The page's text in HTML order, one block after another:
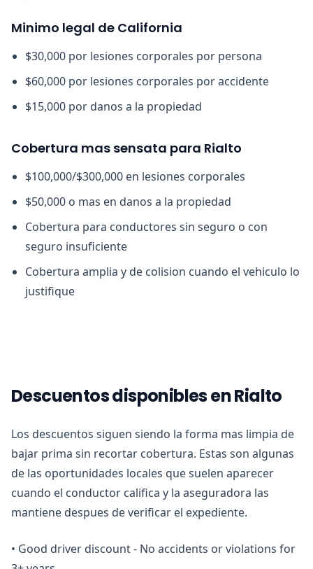
Minimo legal de California
$30,000 por lesiones corporales por persona
$60,000 por lesiones corporales por accidente
$15,000 por danos a la propiedad
Cobertura mas sensata para Rialto
$100,000/$300,000 en lesiones corporales
$50,000 o mas en danos a la propiedad
Cobertura para conductores sin seguro o con
seguro insuficiente
Cobertura amplia y de colision cuando el vehiculo lo
justifique
Descuentos disponibles en Rialto
Los descuentos siguen siendo la forma mas limpia de
bajar prima sin recortar cobertura. Estas son algunas
de las oportunidades locales que suelen aparecer
cuando el conductor califica y la aseguradora las
mantiene despues de verificar el expediente.
• Good driver discount - No accidents or violations for